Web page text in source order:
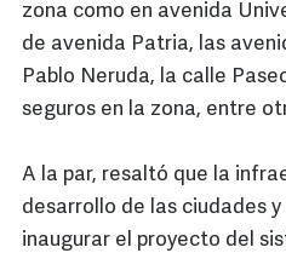
zona como en avenida
de avenida Patria, las
Pablo Neruda, la calle
seguros en la zona, entre
A la par, resaltó que la
desarrollo de las ciudades
inaugurar el proyecto del